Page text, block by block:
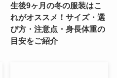
生後9ヶ月の冬の服装はこ
れがオススメ！サイズ・選
び方・注意点・身長体重の
目安をご紹介